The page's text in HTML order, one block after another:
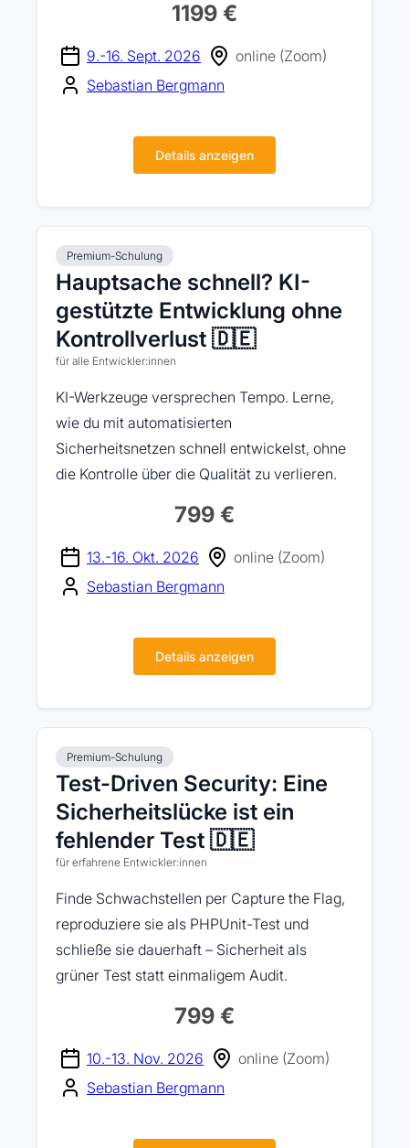
1199 €
9.-16. Sept. 2026
online (Zoom)
Sebastian Bergmann
Details anzeigen
Premium-Schulung
Hauptsache schnell? KI-
gestützte Entwicklung ohne
Kontrollverlust 🇩🇪
für alle Entwickler:innen
KI-Werkzeuge versprechen Tempo. Lerne,
wie du mit automatisierten
Sicherheitsnetzen schnell entwickelst, ohne
die Kontrolle über die Qualität zu verlieren.
799 €
13.-16. Okt. 2026
online (Zoom)
Sebastian Bergmann
Details anzeigen
Premium-Schulung
Test-Driven Security: Eine
Sicherheitslücke ist ein
fehlender Test 🇩🇪
für erfahrene Entwickler:innen
Finde Schwachstellen per Capture the Flag,
reproduziere sie als PHPUnit-Test und
schließe sie dauerhaft – Sicherheit als
grüner Test statt einmaligem Audit.
799 €
10.-13. Nov. 2026
online (Zoom)
Sebastian Bergmann